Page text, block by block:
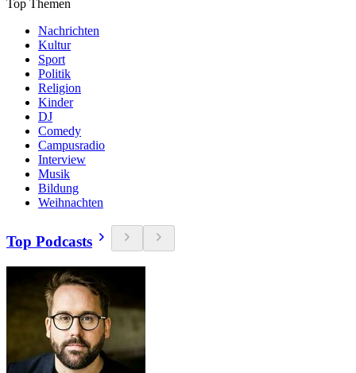
Top Themen
Nachrichten
Kultur
Sport
Politik
Religion
Kinder
DJ
Comedy
Campusradio
Interview
Musik
Bildung
Weihnachten
Top Podcasts